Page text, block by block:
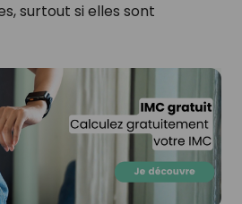
surtout si elles sont